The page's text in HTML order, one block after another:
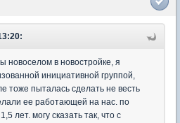
новоселом в новостройке, я
инициативной группой,
тоже пыталась сделать не весть
ее работающей на нас. по
лет. могу сказать так, что с